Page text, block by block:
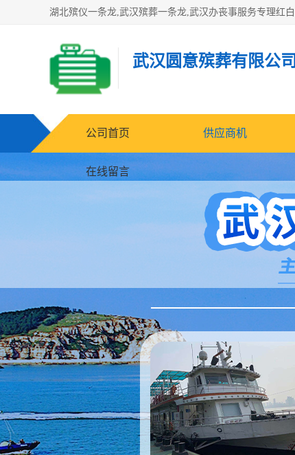
武汉圆意殡葬有限公司
公司首页 供应商机
在线留言